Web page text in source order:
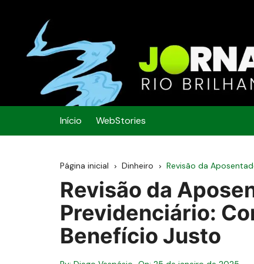
conteúdo
Jornal Rio
Início WebStories
Página inicial Dinheiro Revisão da
Revisão da
Previdenciário:
Benefício Justo